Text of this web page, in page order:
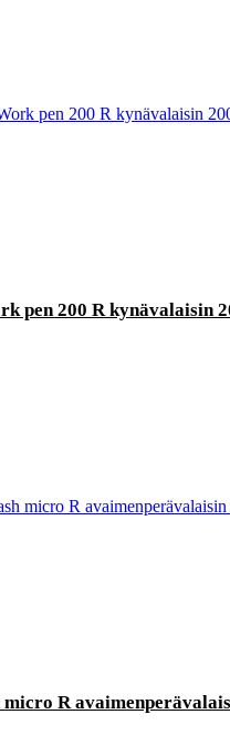
pen 200 R kynävalaisin
micro R